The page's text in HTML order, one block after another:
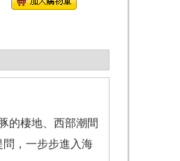
的棲地、西部潮間
，一步步進入海